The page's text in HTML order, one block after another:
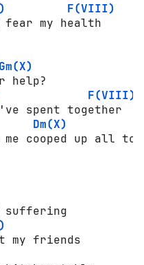
F(VIII)
my health
Gm(X)
help?
F(VIII)
spent together
Dm(X)
cooped up all to